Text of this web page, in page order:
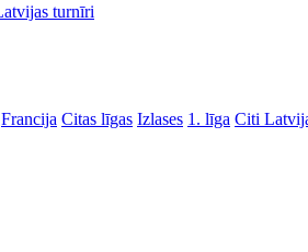
turnīri
Francija Citas līgas Izlases 1. līga Citi